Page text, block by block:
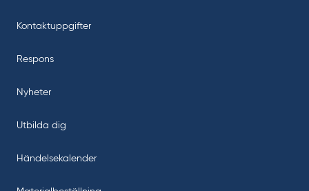
Kontaktuppgifter
Respons
Nyheter
Utbilda dig
Händelsekalender